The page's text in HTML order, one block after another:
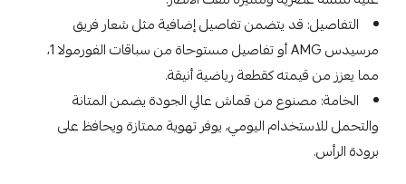
التفاصيل: قد يتضمن تفاصيل إضافية مثل شعار فريق
مرسيدس AMG أو تفاصيل مستوحاة من سباقات الفورمولا 1،
مما يعزز من قيمته كقطعة رياضية أنيقة.
الخامة: مصنوع من قماش عالي الجودة يضمن المتانة
والتحمل للاستخدام اليومي، يوفر تهوية ممتازة ويحافظ على
برودة الرأس.